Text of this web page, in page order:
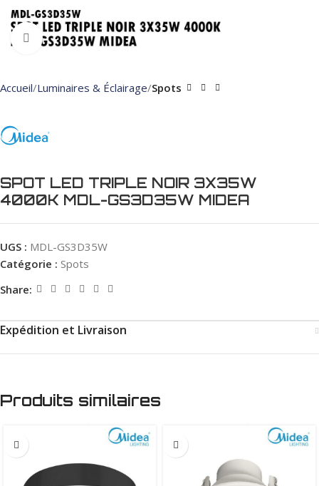
Click to enlarge
Accueil Luminaires & Éclairage Spots
SPOT LED TRIPLE NOIR 3X35W
4000K MDL-GS3D35W MIDEA
UGS : MDL-GS3D35W
Catégorie : Spots
Share:
Expédition et Livraison
Produits similaires
24W